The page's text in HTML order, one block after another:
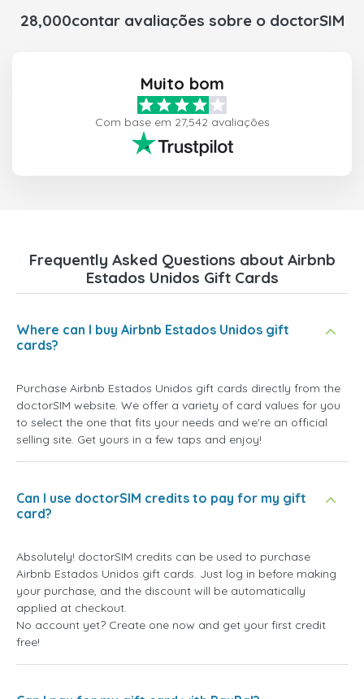
28,000contar avaliações sobre o doctorSIM
Muito bom
Com base em 27,542 avaliações
Frequently Asked Questions about Airbnb
Estados Unidos Gift Cards
Where can I buy Airbnb Estados Unidos gift
cards?
Purchase Airbnb Estados Unidos gift cards directly from the
doctorSIM website. We offer a variety of card values for you
to select the one that fits your needs and we're an official
selling site. Get yours in a few taps and enjoy!
Can I use doctorSIM credits to pay for my gift
card?
Absolutely! doctorSIM credits can be used to purchase
Airbnb Estados Unidos gift cards. Just log in before making
your purchase, and the discount will be automatically
applied at checkout.
No account yet? Create one now and get your first credit
free!